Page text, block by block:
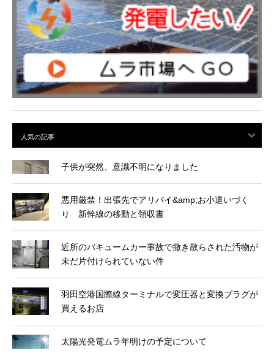
子供が突然、意識不明になりました
悪用厳禁！出張先でアリバイ&amp;お小遣いづく
り 新幹線の移動と領収書
近所のバキュームカー事故で撒き散らされた汚物が
未だ片付けられていない件
羽田空港国際線ターミナルで変圧器と変換プラグが
買えるお店
太陽光発電ムラ年明けの予定について